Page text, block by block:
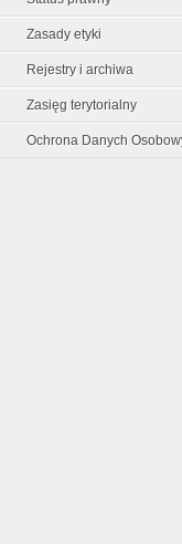
Zasady etyki
Rejestry i archiwa
Zasięg terytorialny
Ochrona Danych